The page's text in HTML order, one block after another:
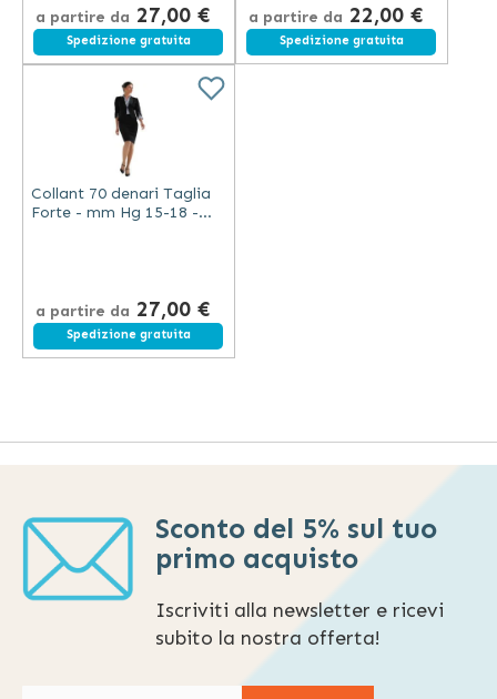
a partire da 27,00 €
Spedizione gratuita
a partire da 22,00 €
Spedizione gratuita
Collant 70 denari Taglia
Forte - mm Hg 15-18 -
a partire da 27,00 €
Spedizione gratuita
Sconto del 5% sul tuo
primo acquisto
Iscriviti alla newsletter e ricevi
subito la nostra offerta!